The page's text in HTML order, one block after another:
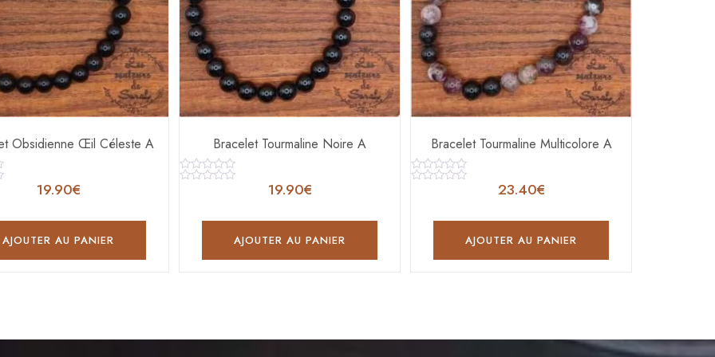
Obsidienne Œil Céleste A
19.90€
AJOUTER AU PANIER
Bracelet Tourmaline Noire A
Note
19.90€
AJOUTER AU PANIER
Bracelet Tourmaline Multicolore A
Note
23.40€
AJOUTER AU PANIER